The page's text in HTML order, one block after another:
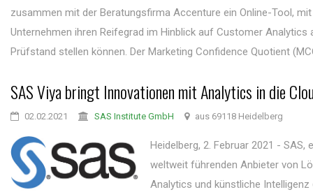
zusammen mit der Beratungsfirma Accenture ein Online-Tool,
Unternehmen ihren Reifegrad im Hinblick auf Customer Analytics
Prüfstand stellen können. Der Marketing Confidence Quotient
SAS Viya bringt Innovationen mit Analytics in die
02.02.2021 SAS Institute GmbH aus 69118 Heidelberg
Heidelberg, 2. Februar 2021 - SAS,
weltweit führenden Anbieter von
Analytics und künstliche Intelligenz